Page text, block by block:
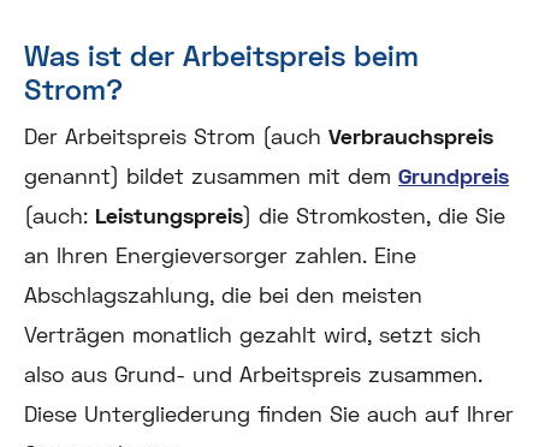
Was ist der Arbeitspreis beim
Strom?
Der Arbeitspreis Strom (auch Verbrauchspreis
genannt) bildet zusammen mit dem Grundpreis
(auch: Leistungspreis) die Stromkosten, die Sie
an Ihren Energieversorger zahlen. Eine
Abschlagszahlung, die bei den meisten
Verträgen monatlich gezahlt wird, setzt sich
also aus Grund- und Arbeitspreis zusammen.
Diese Untergliederung finden Sie auch auf Ihrer